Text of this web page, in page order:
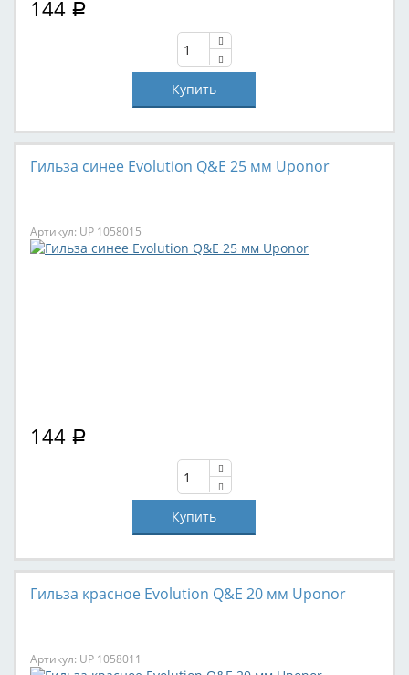
144 Р
Гильза синее Evolution Q&E 25 мм Uponor
Артикул: UP 1058015
144 Р
Гильза красное Evolution Q&E 20 мм Uponor
Артикул: UP 1058011